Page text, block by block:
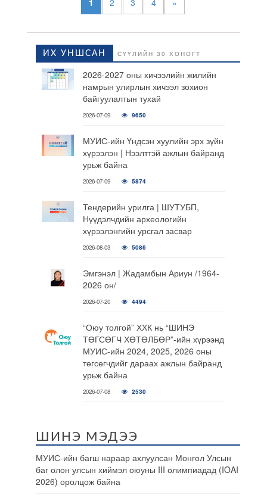
1 2 3 4 »
ИХ УНШСАН СҮҮЛИЙН 30 ХОНОГТ
2026-2027 оны хичээлийн жилийн
намрын улирлын хичээл зохион
байгуулалтын тухай
2026-07-09 9650
МУИС-ийн Үндсэн хуулийн эрх зүйн
хүрээлэн | Нээлттэй ажлын байранд
урьж байна
2026-07-09 5874
Тендерийн урилга | ШУТУБП,
Нүүдэлчдийн археологийн
хүрээлэнгийн урсгал засвар
2026-08-03 5086
Эмгэнэл | Жадамбын Ариун /1964-
2026 он/
2026-07-20 4494
“Оюу толгой” ХХК нь “ШИНЭ
ТӨГСӨГЧ ХӨТӨЛБӨР”-ийн хүрээнд
МУИС-ийн 2024, 2025, 2026 оны
төгсөгчдийг дараах ажлын байранд
урьж байна
2026-07-08 2530
ШИНЭ МЭДЭЭ
МУИС-ийн багш нараар ахлуулсан Монгол Улсын
баг олон улсын хиймэл оюуны III олимпиадад (IOAI
2026) оролцож байна